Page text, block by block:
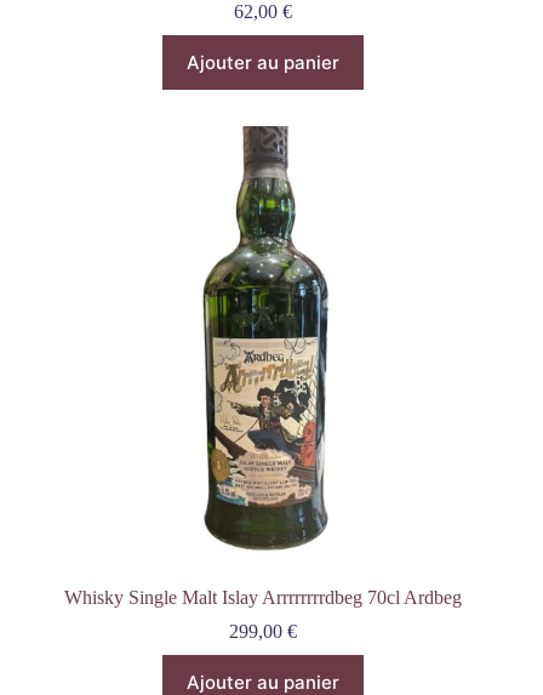
62,00€
Ajouter au panier
Whisky Single Malt Islay Arrrrrrrrdbeg 70cl Ardbeg
299,00€
Ajouter au panier